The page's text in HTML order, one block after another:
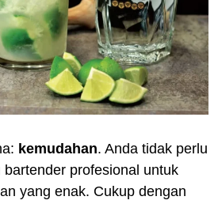
kemudahan. Anda tidak perlu
profesional untuk
yang enak. Cukup dengan